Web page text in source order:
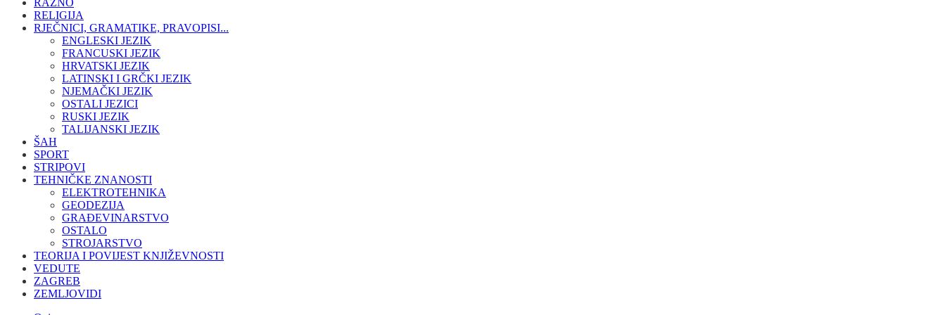
RAZNO
RELIGIJA
RJEČNICI, GRAMATIKE, PRAVOPISI...
ENGLESKI JEZIK
FRANCUSKI JEZIK
HRVATSKI JEZIK
LATINSKI I GRČKI JEZIK
NJEMAČKI JEZIK
OSTALI JEZICI
RUSKI JEZIK
TALIJANSKI JEZIK
ŠAH
SPORT
STRIPOVI
TEHNIČKE ZNANOSTI
ELEKTROTEHNIKA
GEODEZIJA
GRAĐEVINARSTVO
OSTALO
STROJARSTVO
TEORIJA I POVIJEST KNJIŽEVNOSTI
VEDUTE
ZAGREB
ZEMLJOVIDI